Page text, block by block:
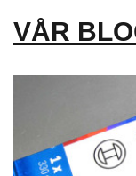
VÅR